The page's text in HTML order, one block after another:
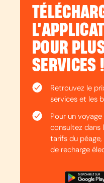
POUR
SERVICES !
Retrouvez le
services et les
Pour un
consultez dans
tarifs du
de recharge